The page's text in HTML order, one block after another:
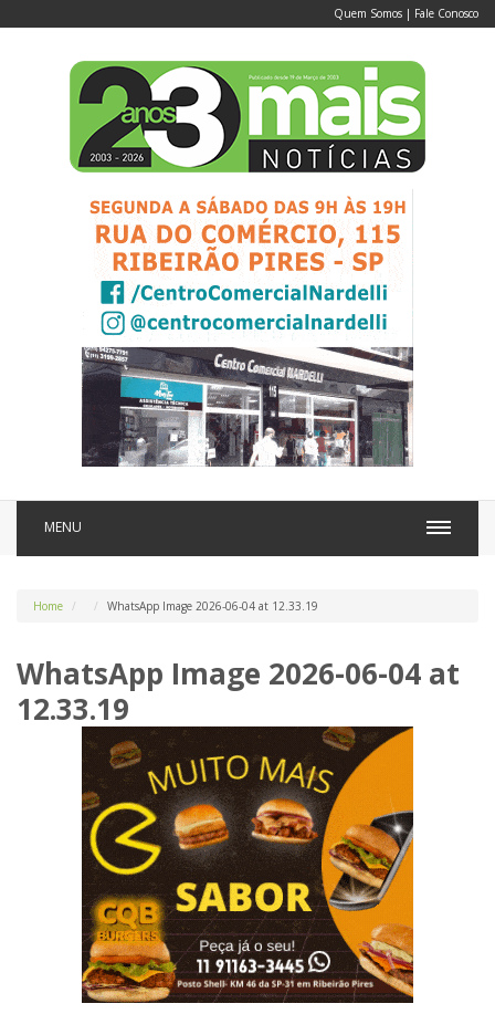
Quem Somos | Fale Conosco
MENU
Home WhatsApp Image 2026-06-04 at 12.33.19
WhatsApp Image 2026-06-04 at
12.33.19